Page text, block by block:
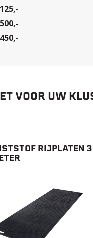
VOOR UW
RIJPLATEN